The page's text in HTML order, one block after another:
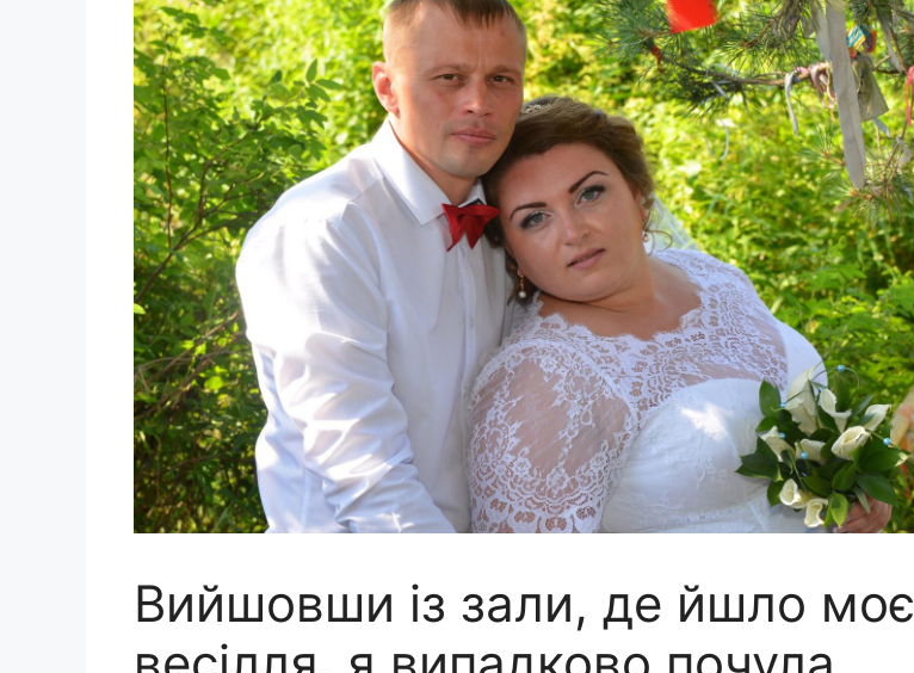
Вийшовши із зали, де йшло моє